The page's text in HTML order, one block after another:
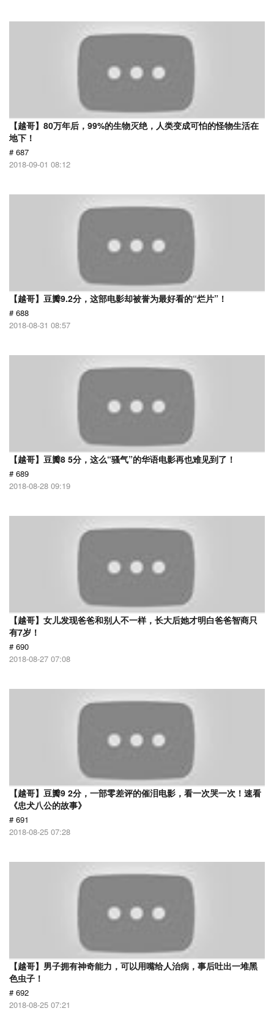
【越哥】80万年后，99%的生物灭绝，人类变成可怕的怪物生活在
地下！
# 687
2018-09-01 08:12
【越哥】豆瓣9.2分，这部电影却被誉为最好看的“烂片”！
# 688
2018-08-31 08:57
【越哥】豆瓣8 5分，这么“骚气”的华语电影再也难见到了！
# 689
2018-08-28 09:19
【越哥】女儿发现爸爸和别人不一样，长大后她才明白爸爸智商只
有7岁！
# 690
2018-08-27 07:08
【越哥】豆瓣9 2分，一部零差评的催泪电影，看一次哭一次！速看
《忠犬八公的故事》
# 691
2018-08-25 07:28
【越哥】男子拥有神奇能力，可以用嘴给人治病，事后吐出一堆黑
色虫子！
# 692
2018-08-25 07:21